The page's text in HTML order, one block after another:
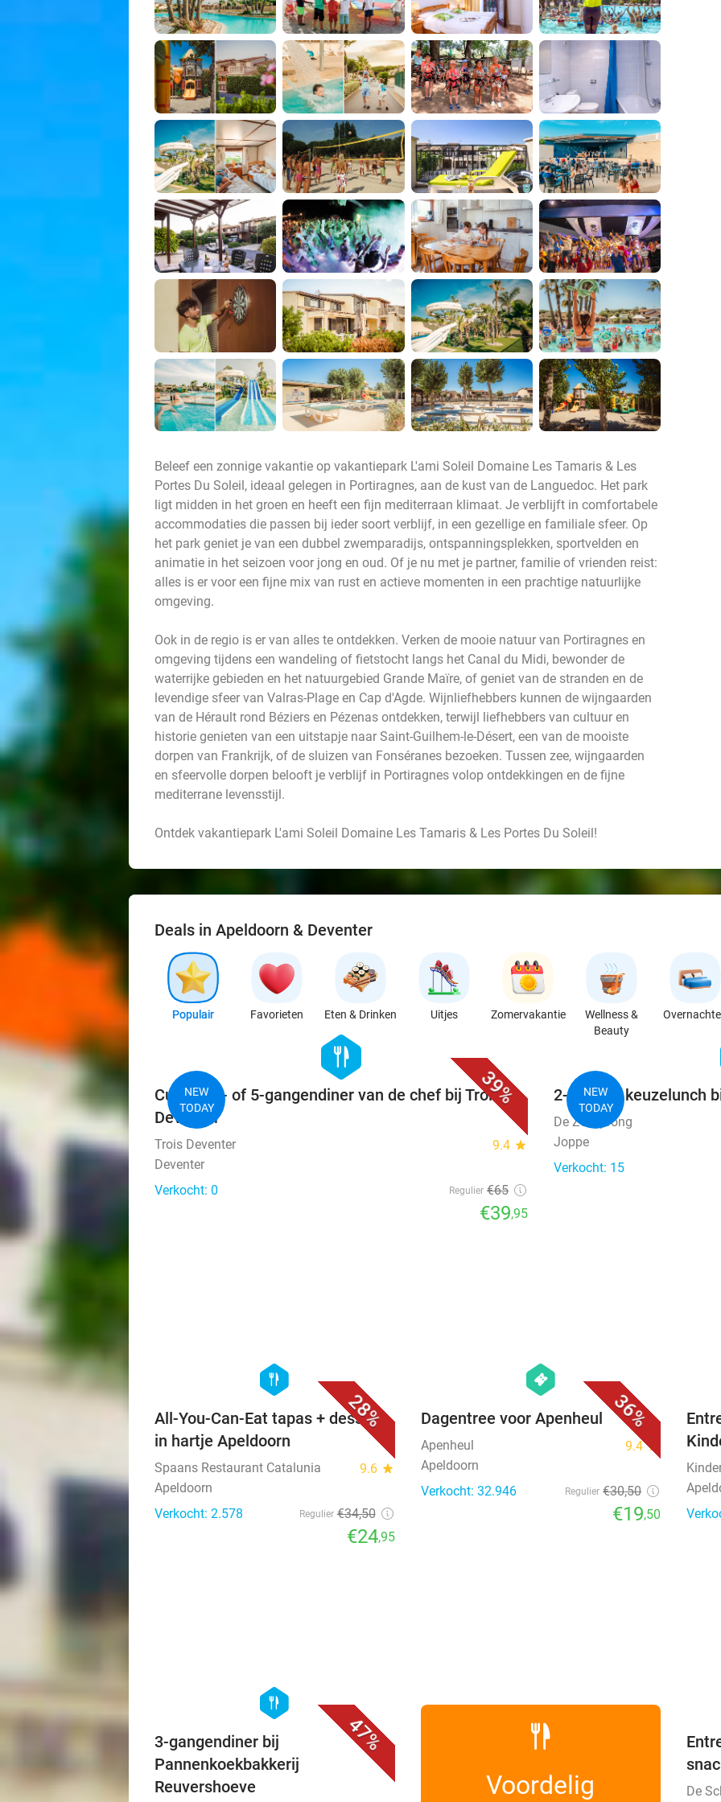
Beleef een zonnige vakantie op vakantiepark L'ami Soleil Domaine Les Tamaris & Les
Portes Du Soleil, ideaal gelegen in Portiragnes, aan de kust van de Languedoc. Het park
ligt midden in het groen en heeft een fijn mediterraan klimaat. Je verblijft in comfortabele
accommodaties die passen bij ieder soort verblijf, in een gezellige en familiale sfeer. Op
het park geniet je van een dubbel zwemparadijs, ontspanningsplekken, sportvelden en
animatie in het seizoen voor jong en oud. Of je nu met je partner, familie of vrienden reist:
alles is er voor een fijne mix van rust en actieve momenten in een prachtige natuurlijke
omgeving.
Ook in de regio is er van alles te ontdekken. Verken de mooie natuur van Portiragnes en
omgeving tijdens een wandeling of fietstocht langs het Canal du Midi, bewonder de
waterrijke gebieden en het natuurgebied Grande Maïre, of geniet van de stranden en de
levendige sfeer van Valras-Plage en Cap d'Agde. Wijnliefhebbers kunnen de wijngaarden
van de Hérault rond Béziers en Pézenas ontdekken, terwijl liefhebbers van cultuur en
historie genieten van een uitstapje naar Saint-Guilhem-le-Désert, een van de mooiste
dorpen van Frankrijk, of de sluizen van Fonséranes bezoeken. Tussen zee, wijngaarden
en sfeervolle dorpen belooft je verblijf in Portiragnes volop ontdekkingen en de fijne
mediterrane levensstijl.
Ontdek vakantiepark L'ami Soleil Domaine Les Tamaris & Les Portes Du Soleil!
Deals in Apeldoorn & Deventer
Populair Favorieten Eten & Drinken Uitjes Zomervakantie
Wellness &
Beauty
39%
NEW
TODAY
hexagon
food
Culinair 4- of 5-gangendiner van de chef bij Trois
Deventer
Trois Deventer 9.4 star
Deventer
Verkocht: 0
Regulier €65
€39,95
NEW
TODAY
2-gangen keuzelunch
De Zessprong
Joppe
Verkocht: 15
28%
hexagon
food
All-You-Can-Eat tapas + dessert
in hartje Apeldoorn
Spaans Restaurant Catalunia 9.6 star
Apeldoorn
Verkocht: 2.578
Regulier €34,50
€24,95
36%
hexagon
events
Dagentree voor Apenheul
Apenheul 9.4star
Apeldoorn
Verkocht: 32.946
Regulier €30,50
€19,50
47%
hexagon
food
3-gangendiner bij
Pannenkoekbakkerij
Reuvershoeve
Voordelig De